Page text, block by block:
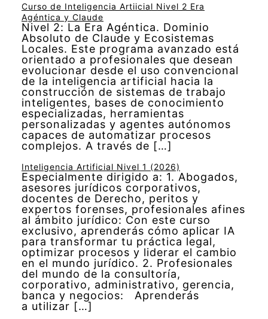
Curso de Inteligencia Artiicial Nivel 2 Era
Agéntica y Claude
Nivel 2: La Era Agéntica. Dominio
Absoluto de Claude y Ecosistemas
Locales. Este programa avanzado está
orientado a profesionales que desean
evolucionar desde el uso convencional
de la inteligencia artificial hacia la
construcción de sistemas de trabajo
inteligentes, bases de conocimiento
especializadas, herramientas
personalizadas y agentes autónomos
capaces de automatizar procesos
complejos. A través de […]
Inteligencia Artificial Nivel 1 (2026)
Especialmente dirigido a: 1. Abogados,
asesores jurídicos corporativos,
docentes de Derecho, peritos y
expertos forenses, profesionales afines
al ámbito jurídico: Con este curso
exclusivo, aprenderás cómo aplicar IA
para transformar tu práctica legal,
optimizar procesos y liderar el cambio
en el mundo jurídico. 2. Profesionales
del mundo de la consultoría,
corporativo, administrativo, gerencia,
banca y negocios: Aprenderás
a utilizar […]